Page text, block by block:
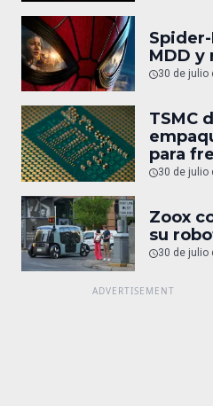
MDD y
30 de julio
TSMC
para
30 de julio
Zoox
su
30 de julio